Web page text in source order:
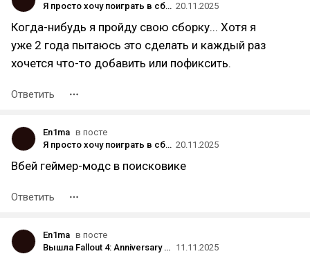
Я просто хочу поиграть в сборку скайрима, однако есть маленькое 20.11.2025
Когда-нибудь я пройду свою сборку... Хотя я
уже 2 года пытаюсь это сделать и каждый раз
хочется что-то добавить или пофиксить.
Ответить
En1ma в посте
Я просто хочу поиграть в сборку скайрима, однако есть маленькое 20.11.2025
Вбей геймер-модс в поисковике
Ответить
En1ma в посте
Вышла Fallout 4: Anniversary Edition — со всеми дополнениями и контентом из Creation Club 11.11.2025